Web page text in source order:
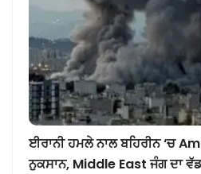
ਈਰਾਨੀ ਹਮਲੇ ਨਾਲ ਬਹਿਰੀਨ ‘ਚ
ਨੁਕਸਾਨ, Middle East ਜੰਗ ਦਾ